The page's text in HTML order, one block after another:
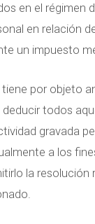
en el régimen
en relación
un impuesto
por objeto
todos
gravada
a los
la resolución